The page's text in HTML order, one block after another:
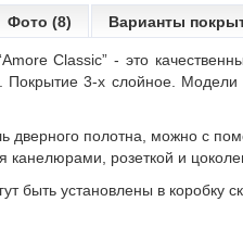
Фото (8) Варианты
Classic” - это
Покрытие 3-х слойное. Модели
дверного полотна, можно с
канелюрами, розеткой и
быть установлены в коробку